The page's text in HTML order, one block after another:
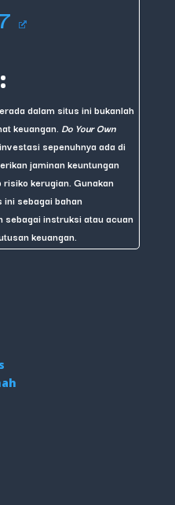
dalam situs ini bukanlah
keuangan. Do Your Own
sepenuhnya ada di
jaminan keuntungan
kerugian. Gunakan
sebagai bahan
sebagai instruksi atau acuan
keuangan.